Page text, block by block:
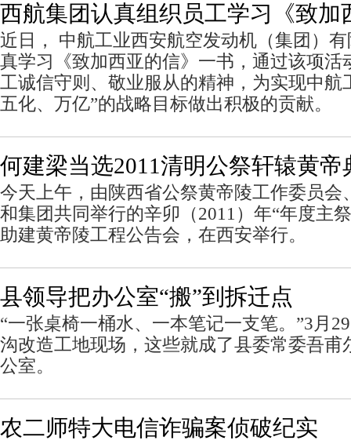
西航集团认真组织员工学习《致加
近日， 中航工业西安航空发动机（集团）
真学习《致加西亚的信》一书，通过该项活
工诚信守则、敬业服从的精神，为实现中航
五化、万亿”的战略目标做出积极的贡献。
何建梁当选2011清明公祭轩辕黄帝
今天上午，由陕西省公祭黄帝陵工作委员会
和集团共同举行的辛卯（2011）年“年度主
助建黄帝陵工程公告会，在西安举行。
县领导把办公室“搬”到拆迁点
“一张桌椅一桶水、一本笔记一支笔。”3月
沟改造工地现场，这些就成了县委常委吾甫
公室。
农二师特大电信诈骗案侦破纪实